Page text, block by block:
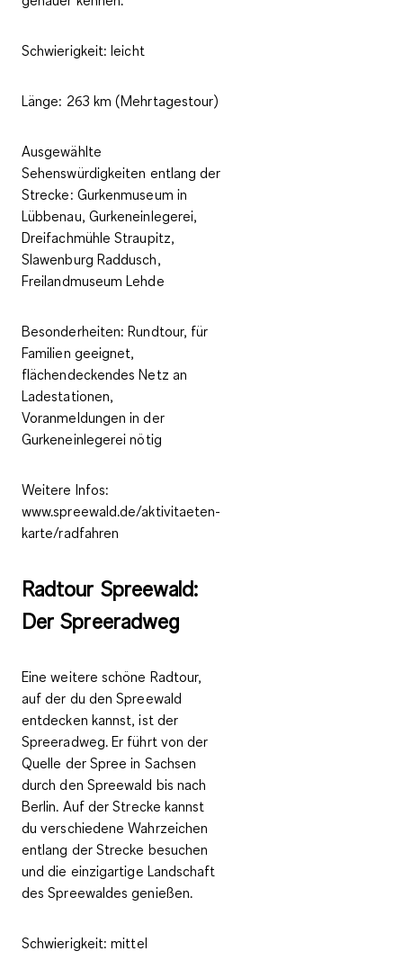
Schwierigkeit: leicht
Länge: 263 km (Mehrtagestour)
Ausgewählte
Sehenswürdigkeiten entlang der
Strecke: Gurkenmuseum in
Lübbenau, Gurkeneinlegerei,
Dreifachmühle Straupitz,
Slawenburg Raddusch,
Freilandmuseum Lehde
Besonderheiten:Rundtour, für
Familien geeignet,
flächendeckendes Netz an
Ladestationen,
Voranmeldungen in der
Gurkeneinlegerei nötig
Weitere Infos:
www.spreewald.de/aktivitaeten-
karte/radfahren
Radtour Spreewald:
Der Spreeradweg
Eine weitere schöne Radtour,
auf der du den Spreewald
entdecken kannst, ist der
Spreeradweg. Er führt von der
Quelle der Spree in Sachsen
durch den Spreewald bis nach
Berlin. Auf der Strecke kannst
du verschiedene Wahrzeichen
entlang der Strecke besuchen
und die einzigartige Landschaft
des Spreewaldes genießen.
Schwierigkeit: mittel